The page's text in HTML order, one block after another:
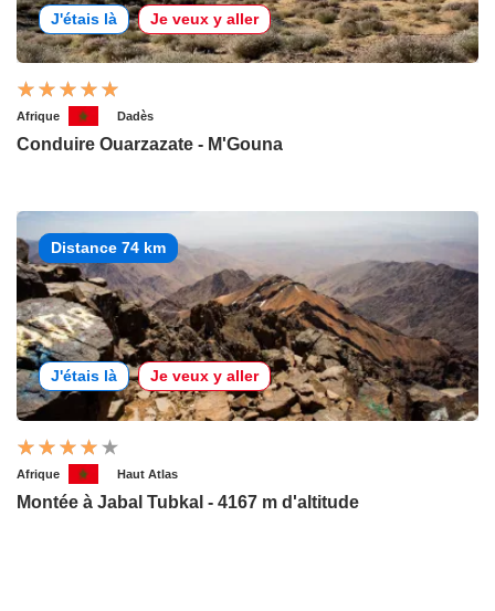
J'étais là Je veux y aller
Afrique Dadès
Conduire Ouarzazate - M'Gouna
Distance 74 km
J'étais là Je veux y aller
Afrique Haut Atlas
Montée à Jabal Tubkal - 4167 m d'altitude